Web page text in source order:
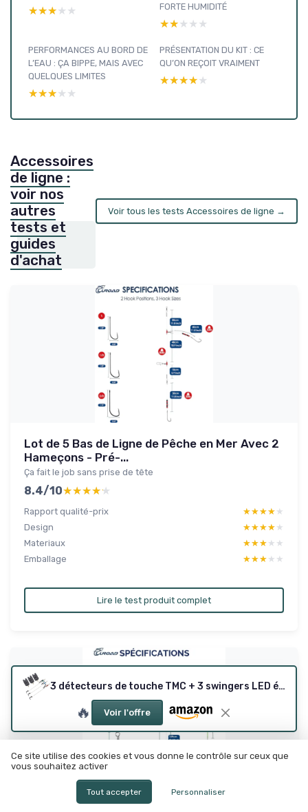
★★★★★
★★★★★
FORTE HUMIDITÉ
★★★★★
★★★★★
PERFORMANCES AU BORD DE
L’EAU : ÇA BIPPE, MAIS AVEC
QUELQUES LIMITES
★★★★★
★★★★★
PRÉSENTATION DU KIT : CE
QU’ON REÇOIT VRAIMENT
★★★★★
★★★★★
Accessoires
de ligne :
voir nos
autres
tests et
guides
d'achat
Voir tous les tests Accessoires de ligne →
Lot de 5 Bas de Ligne de Pêche en Mer Avec 2
Hameçons - Pré-...
Ça fait le job sans prise de tête
8.4/10★★★★★
★★★★★
Rapport qualité-prix ★★★★★
★★★★★
Design
★★★★★
★★★★★
Materiaux
★★★★★
★★★★★
Emballage
★★★★★
★★★★★
Lire le test produit complet
Lot de 5 Pré-noué Bas de Ligne Peche en Mer,
3 détecteurs de touche TMC + 3 swingers LED étanches (rouge/bleu/vert)
🔥 Voir l'offre
Ce site utilise des cookies et vous donne le contrôle sur ceux que
vous souhaitez activer
Tout accepter Personnaliser